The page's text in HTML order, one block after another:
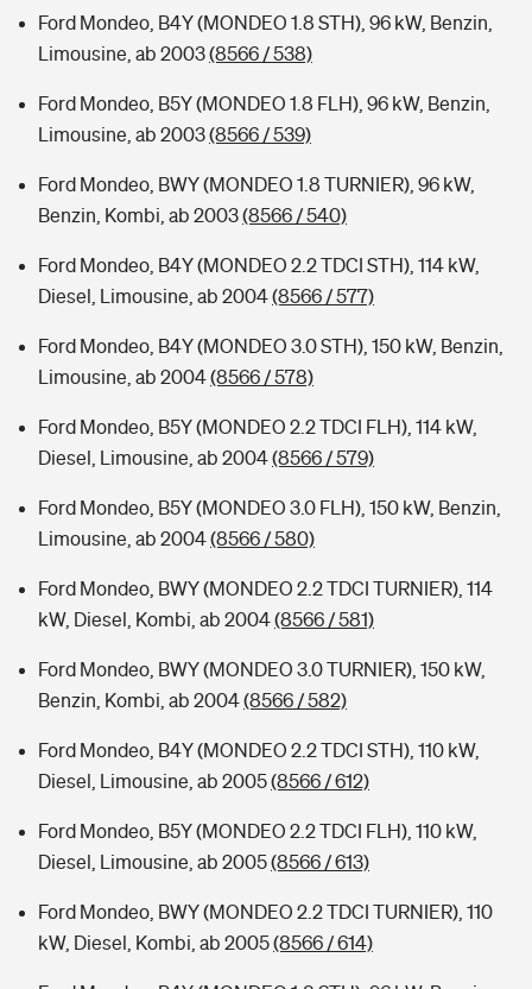
Ford Mondeo, B4Y (MONDEO 1.8 STH), 96 kW, Benzin,
Limousine, ab 2003(8566 / 538)
Ford Mondeo, B5Y (MONDEO 1.8 FLH), 96 kW, Benzin,
Limousine, ab 2003(8566 / 539)
Ford Mondeo, BWY (MONDEO 1.8 TURNIER), 96 kW,
Benzin, Kombi, ab 2003(8566 / 540)
Ford Mondeo, B4Y (MONDEO 2.2 TDCI STH), 114 kW,
Diesel, Limousine, ab 2004(8566 / 577)
Ford Mondeo, B4Y (MONDEO 3.0 STH), 150 kW, Benzin,
Limousine, ab 2004(8566 / 578)
Ford Mondeo, B5Y (MONDEO 2.2 TDCI FLH), 114 kW,
Diesel, Limousine, ab 2004(8566 / 579)
Ford Mondeo, B5Y (MONDEO 3.0 FLH), 150 kW, Benzin,
Limousine, ab 2004(8566 / 580)
Ford Mondeo, BWY (MONDEO 2.2 TDCI TURNIER), 114
kW, Diesel, Kombi, ab 2004(8566 / 581)
Ford Mondeo, BWY (MONDEO 3.0 TURNIER), 150 kW,
Benzin, Kombi, ab 2004(8566 / 582)
Ford Mondeo, B4Y (MONDEO 2.2 TDCI STH), 110 kW,
Diesel, Limousine, ab 2005(8566 / 612)
Ford Mondeo, B5Y (MONDEO 2.2 TDCI FLH), 110 kW,
Diesel, Limousine, ab 2005(8566 / 613)
Ford Mondeo, BWY (MONDEO 2.2 TDCI TURNIER), 110
kW, Diesel, Kombi, ab 2005(8566 / 614)